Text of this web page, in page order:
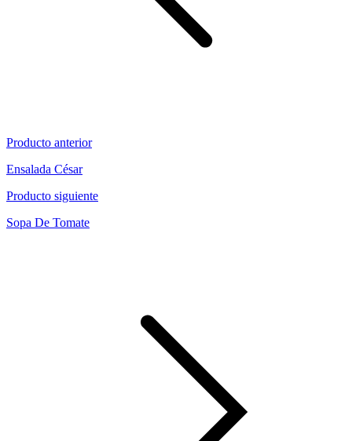
Producto anterior
Ensalada César
Producto siguiente
Sopa De Tomate